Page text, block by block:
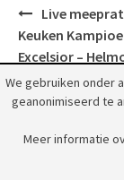
Post
navigation
Live
Keuken
Excelsior –
© 2018
We gebruiken onder
geanonimiseerd te
Meer informatie